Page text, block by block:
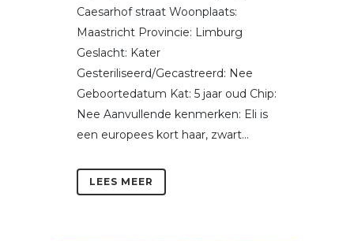
Caesarhof straat Woonplaats:
Maastricht Provincie: Limburg
Geslacht: Kater
Gesteriliseerd/Gecastreerd: Nee
Geboortedatum Kat: 5 jaar oud Chip:
Nee Aanvullende kenmerken: Eli is
een europees kort haar, zwart...
LEES MEER